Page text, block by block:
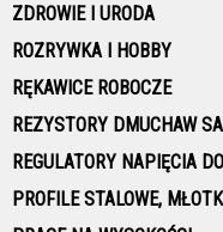
ZDROWIE I URODA
ROZRYWKA I HOBBY
RĘKAWICE ROBOCZE
REZYSTORY DMUCHAW
REGULATORY NAPIĘCIA
PROFILE STALOWE,